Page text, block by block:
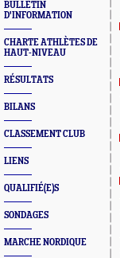
BULLETIN
D'INFORMATION
CHARTE ATHLÈTES DE
HAUT-NIVEAU
RÉSULTATS
BILANS
CLASSEMENT CLUB
LIENS
QUALIFIÉ(E)S
SONDAGES
MARCHE NORDIQUE